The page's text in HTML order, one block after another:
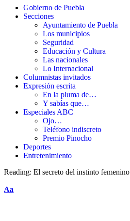
Gobierno de Puebla
Secciones
Ayuntamiento de Puebla
Los municipios
Seguridad
Educación y Cultura
Las nacionales
Lo Internacional
Columnistas invitados
Expresión escrita
En la pluma de…
Y sabías que…
Especiales ABC
Ojo…
Teléfono indiscreto
Premio Pinocho
Deportes
Entretenimiento
Reading: El secreto del instinto femenino
Aa